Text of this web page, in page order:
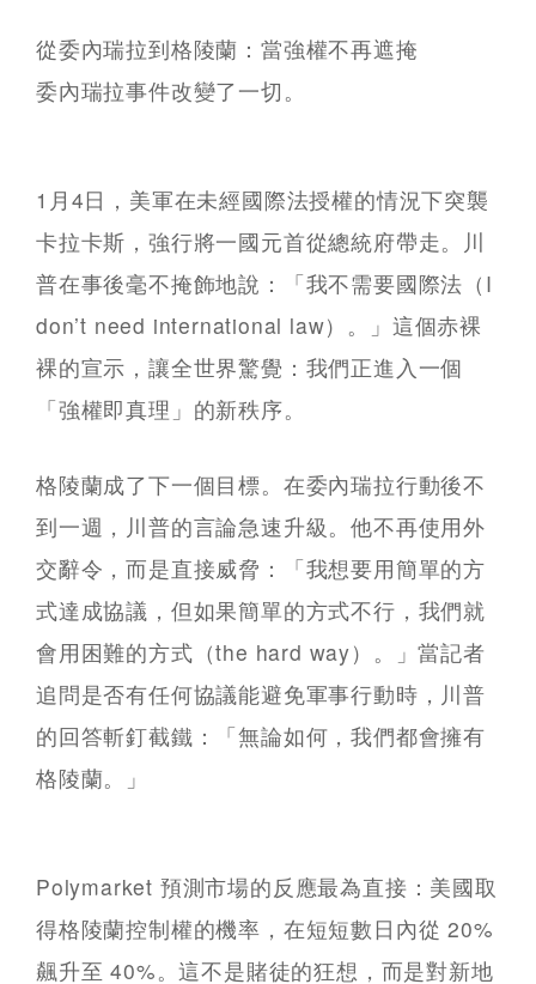
從委內瑞拉到格陵蘭：當強權不再遮掩
委內瑞拉事件改變了一切。
1月4日，美軍在未經國際法授權的情況下突襲
卡拉卡斯，強行將一國元首從總統府帶走。川
普在事後毫不掩飾地說：「我不需要國際法（I
don’t need international law）。」這個赤裸
裸的宣示，讓全世界驚覺：我們正進入一個
「強權即真理」的新秩序。
格陵蘭成了下一個目標。在委內瑞拉行動後不
到一週，川普的言論急速升級。他不再使用外
交辭令，而是直接威脅：「我想要用簡單的方
式達成協議，但如果簡單的方式不行，我們就
會用困難的方式（the hard way）。」當記者
追問是否有任何協議能避免軍事行動時，川普
的回答斬釘截鐵：「無論如何，我們都會擁有
格陵蘭。」
Polymarket 預測市場的反應最為直接：美國取
得格陵蘭控制權的機率，在短短數日內從 20%
飆升至 40%。這不是賭徒的狂想，而是對新地